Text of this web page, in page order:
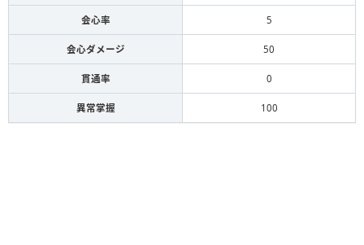
会心率 5
会心ダメージ 50
貫通率 0
異常掌握 100